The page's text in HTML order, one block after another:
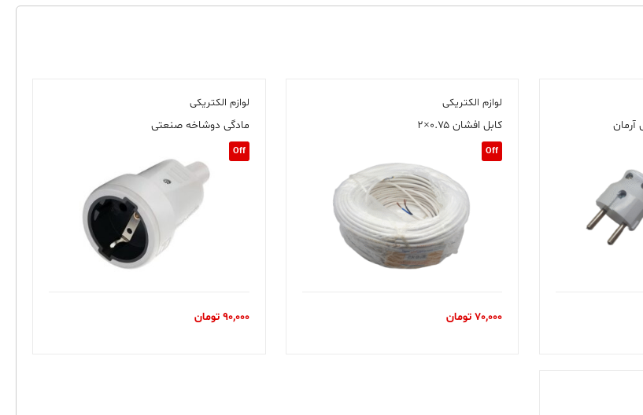
لوازم الکتریکی
کابل افشان ۰.۷۵×۲
Off
70,000 تومان
لوازم الکتریکی
مادگی دوشاخه صنعتی
Off
90,000 تومان